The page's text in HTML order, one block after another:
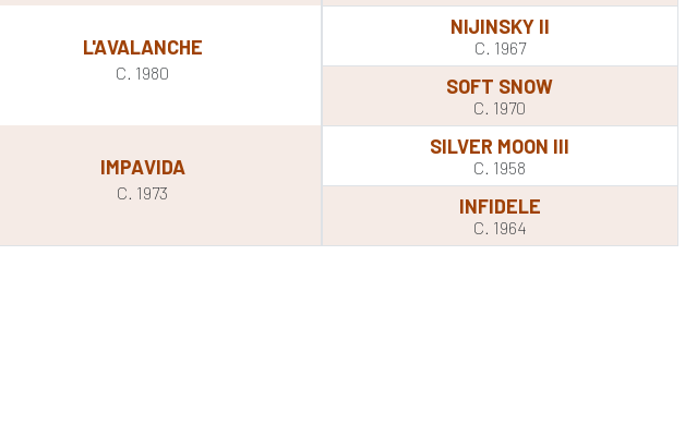
L'AVALANCHE
C. 1980
IMPAVIDA
C. 1973
NIJINSKY II
C. 1967
SOFT SNOW
C. 1970
SILVER MOON III
C. 1958
INFIDELE
C. 1964